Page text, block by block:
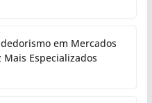
em Mercados
Mais Especializados